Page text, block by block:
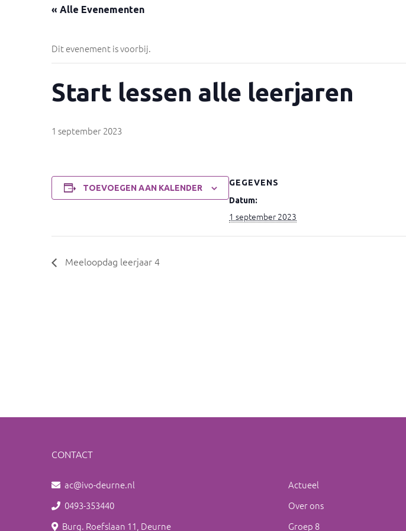
« Alle Evenementen
Dit evenement is voorbij.
Start lessen alle leerjaren
1 september 2023
TOEVOEGEN AAN KALENDER
GEGEVENS
Datum:
1 september 2023
Meeloopdag leerjaar 4
CONTACT
ac@ivo-deurne.nl
0493-353440
Burg. Roefslaan 11, Deurne
Actueel
Over ons
Groep 8